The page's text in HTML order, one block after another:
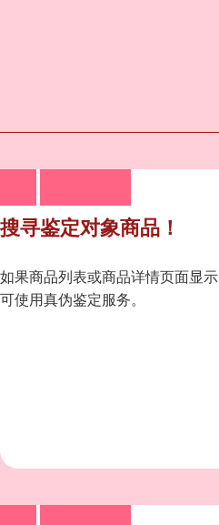
搜寻鉴定对象商品！
如果商品列表或商品详情页面显示
可使用真伪鉴定服务。